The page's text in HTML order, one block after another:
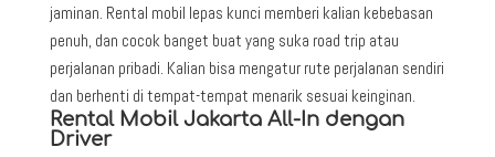
jaminan. Rental mobil lepas kunci memberi kalian kebebasan
penuh, dan cocok banget buat yang suka road trip atau
perjalanan pribadi. Kalian bisa mengatur rute perjalanan sendiri
dan berhenti di tempat-tempat menarik sesuai keinginan.
Rental Mobil Jakarta All-In dengan
Driver